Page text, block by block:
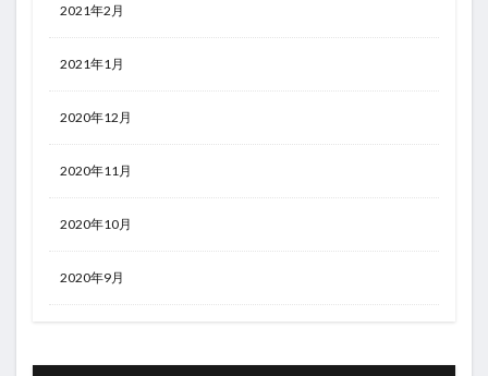
2021年2月
2021年1月
2020年12月
2020年11月
2020年10月
2020年9月